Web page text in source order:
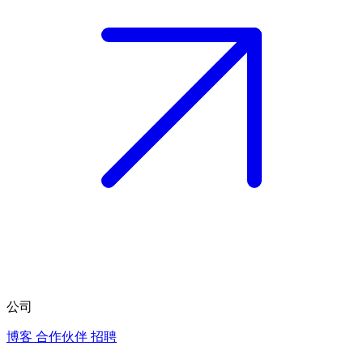
公司
博客 合作伙伴 招聘